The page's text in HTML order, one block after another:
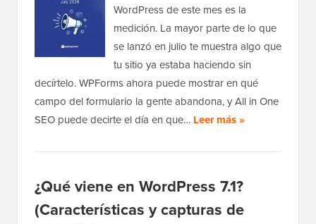
WordPress de este mes es la
medición. La mayor parte de lo que
se lanzó en julio te muestra algo que
tu sitio ya estaba haciendo sin
decírtelo. WPForms ahora puede mostrar en qué
campo del formulario la gente abandona, y All in One
SEO puede decirte el día en que… Leer más »
¿Qué viene en WordPress 7.1?
(Características y capturas de